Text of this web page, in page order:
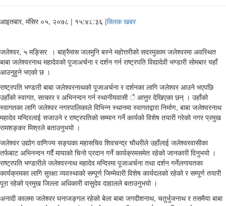
आइतबार, मंसिर ०५, २०७८ | १५:४८:३६ |क्लिक खबर
जलेश्वर, ५ मङ्सिर । बाह्रैमास जलमुनि बस्ने महोत्तरीको सदरमुकाम जलेश्वरमा अवस्थित
बाबा जलेश्वरनाथ महादेवको पूजाअर्चना र दर्शन गर्न राष्ट्रपति विद्यादेवी भण्डारी सोमबार यहाँ
आउनुहुने भएको छ ।
राष्ट्रपति भण्डारी बाबा जलेश्वरनाथको पूजाअर्चना र दर्शनका लागि जलेश्वर आउने भएपछि
उहाँको स्वागत, सत्कार र अभिनन्दन गर्न स्थानीयवासी ै आत्तुर देखिएका छन् । उहाँको
स्वागतका लागि जलेश्वर नगरपालिकाले विभिन्न स्थानमा स्वागतद्वारा निर्माण, बाबा जलेश्वरनाथ
महादेव मन्दिरलाई सजाउने र राष्ट्रपतिको सम्मान गर्ने कार्यको विशेष तयारी गरेको नगर प्रमुख
रामशङ्कर मिश्रले बताउनुभयो ।
जलेश्वर उद्योग वाणिज्य सङ्घका महासचिव शिवचन्द्र चौधरीले उहाँलाई जलेश्वरवासीका
तर्फबाट अभिनन्दन गर्दै मायाको चिनो प्रदान गर्ने कार्यक्रमसमेत रहेको जानकारी दिनुभयो ।
राष्ट्रपति भण्डारीले जलेश्वरनाथ महादेव मन्दिरमा पूजाअर्चना तथा दर्शन गर्नेलगायतका
कार्यक्रमका लागि सुरक्षा व्यवस्थाको सम्पूर्ण जिम्मेवारी विशेष कार्यदलको रहेको र सम्पूर्ण तयारी
पूरा रहेको प्रमुख जिल्ला अधिकारी वासुदेव दाहालले बताउनुभयो ।
अनादी कालमा जलेश्वर घनाजङ्गल रहेको बेला बाबा जगदीशनाथ, चतुर्भुजनाथ र तसमैया बाबा